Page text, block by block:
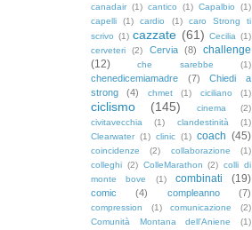
canadair (1) cantico (1) Capalbio
(1)
capelli
(1) cardio (1)
caro Strong ti
scrivo (1) cazzate (61) Cecilia (1)
cerveteri
(2) Cervia (8)
challenge
(12)
che sarebbe (1)
chenedicemiamadre (7)
Chiedi a
strong
(4) chmet (1) ciciliano (1)
ciclismo (145) cinema
(2)
civitavecchia
(1) clandestinità
(1)
Clearwater (1) clinic (1) coach (45)
coincidenze (2) collaborazione
(1)
colleghi (2) ColleMarathon (2) colli di
monte bove
(1) combinati (19)
comic (4) compleanno (7)
compression (1) comunicazione
(2)
Comunità Montana dell'Aniene
(1)